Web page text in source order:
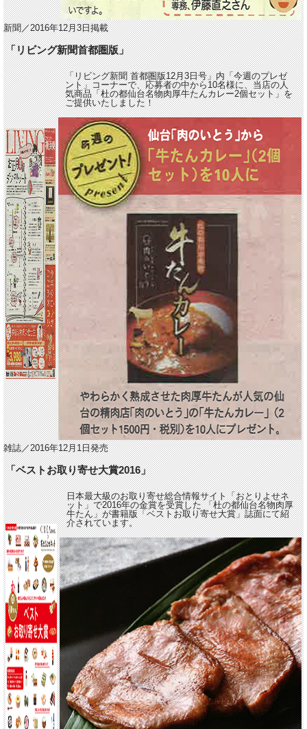
新聞／2016年12月3日掲載
「リビング新聞首都圏版」
「リビング新聞 首都圏版12月3日号」内「今週のプレゼ
ント」コーナーで、応募者の中から10名様に、当店の人
気商品「杜の都仙台名物肉厚牛たんカレー2個セット」を
ご提供いたしました！
雑誌／2016年12月1日発売
「ベストお取り寄せ大賞2016」
日本最大級のお取り寄せ総合情報サイト「おとりよせネ
ット」で2016年の金賞を受賞した 「杜の都仙台名物肉厚
牛たん」が書籍版「ベストお取り寄せ大賞」誌面にて紹
介されています。